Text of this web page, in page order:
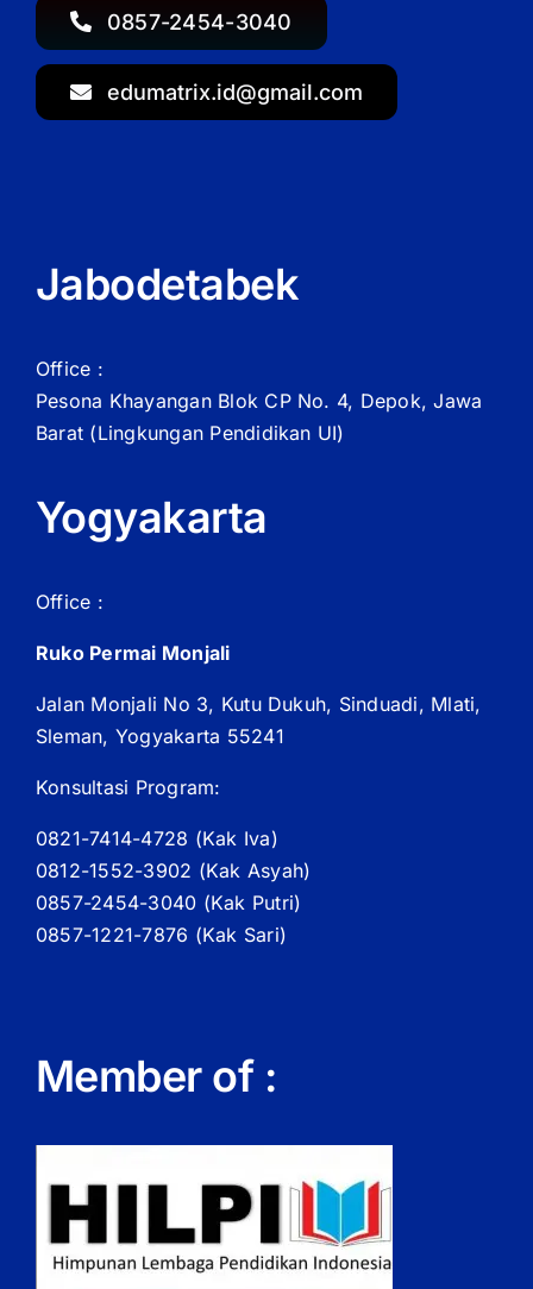
0857-2454-3040
edumatrix.id@gmail.com
Jabodetabek
Office :
Pesona Khayangan Blok CP No. 4, Depok, Jawa
Barat (Lingkungan Pendidikan UI)
Yogyakarta
Office :
Ruko Permai Monjali
Jalan Monjali No 3, Kutu Dukuh, Sinduadi, Mlati,
Sleman, Yogyakarta 55241
Konsultasi Program:
0821-7414-4728 (Kak Iva)
0812-1552-3902 (Kak Asyah)
0857-2454-3040 (Kak Putri)
0857-1221-7876 (Kak Sari)
Member of :